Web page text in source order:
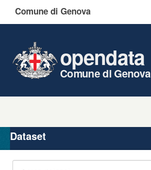
Comune di Genova
opendata
Comune di Genova
Organizzazioni
Gruppi
Dataset